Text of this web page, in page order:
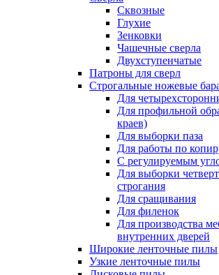
Сквозные
Глухие
Зенковки
Чашечные сверла
Двухступенчатые
Патроны для сверл
Строгальные ножевые
Для
Для профильной
краев)
Для выборки паза
Для работы по
С регулируемым
Для выборки
строгания
Для сращивания
Для филенок
Для производства
внутренних дверей
Широкие ленточные пилы
Узкие ленточные пилы